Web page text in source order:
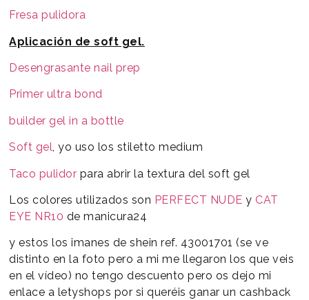
Fresa pulidora
Aplicación de soft gel.
Desengrasante nail prep
Primer ultra bond
builder gel in a bottle
Soft gel, yo uso los stiletto medium
Taco pulidor para abrir la textura del soft gel
Los colores utilizados son PERFECT NUDE y CAT
EYE NR10 de manicura24
y estos los imanes de shein ref. 43001701 (se ve
distinto en la foto pero a mi me llegaron los que veis
en el vídeo) no tengo descuento pero os dejo mi
enlace a letyshops por si queréis ganar un cashback